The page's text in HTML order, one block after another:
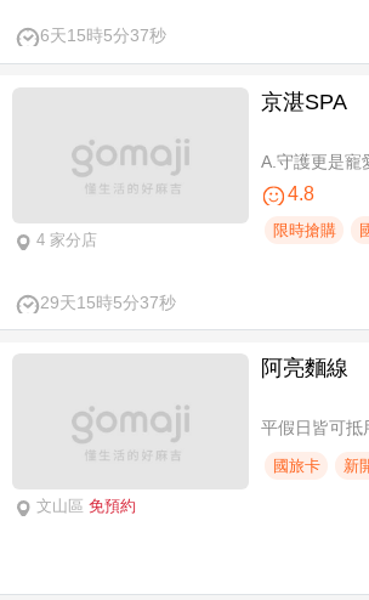
6天15時5分36秒
4 家分店
京湛SPA
4.8
限時搶購
29天15時5分36秒
文山區 免預約
阿亮麵線
平假日皆可抵
國旅卡 新